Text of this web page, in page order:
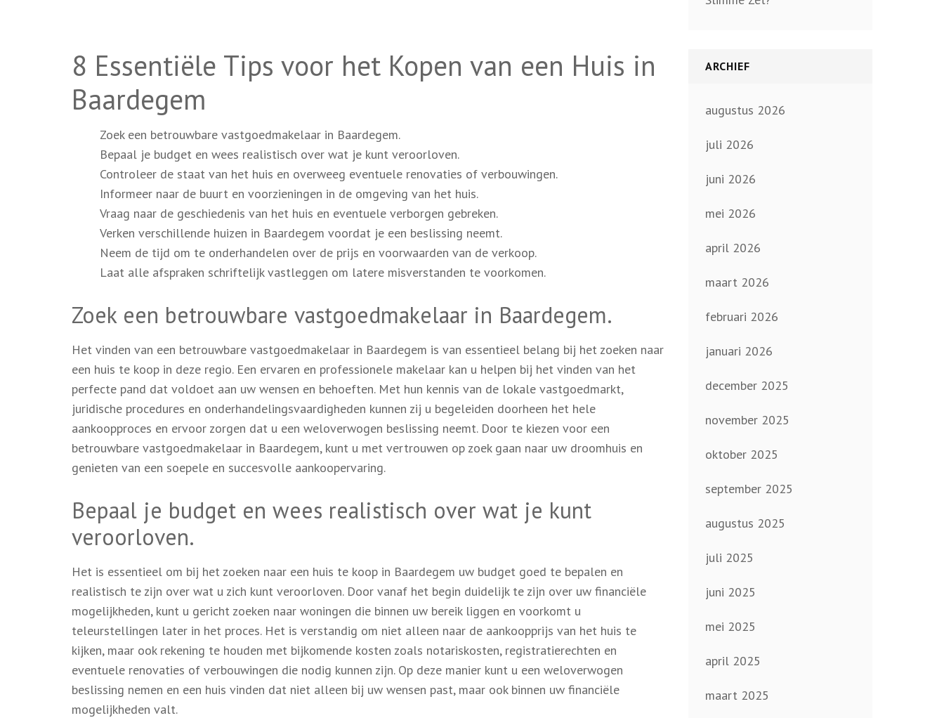
8 Essentiële Tips voor het Kopen van een Huis in
Baardegem
Zoek een betrouwbare vastgoedmakelaar in Baardegem.
Bepaal je budget en wees realistisch over wat je kunt veroorloven.
Controleer de staat van het huis en overweeg eventuele renovaties of verbouwingen.
Informeer naar de buurt en voorzieningen in de omgeving van het huis.
Vraag naar de geschiedenis van het huis en eventuele verborgen gebreken.
Verken verschillende huizen in Baardegem voordat je een beslissing neemt.
Neem de tijd om te onderhandelen over de prijs en voorwaarden van de verkoop.
Laat alle afspraken schriftelijk vastleggen om latere misverstanden te voorkomen.
Zoek een betrouwbare vastgoedmakelaar in Baardegem.
Het vinden van een betrouwbare vastgoedmakelaar in Baardegem is van essentieel belang bij het zoeken naar
een huis te koop in deze regio. Een ervaren en professionele makelaar kan u helpen bij het vinden van het
perfecte pand dat voldoet aan uw wensen en behoeften. Met hun kennis van de lokale vastgoedmarkt,
juridische procedures en onderhandelingsvaardigheden kunnen zij u begeleiden doorheen het hele
aankoopproces en ervoor zorgen dat u een weloverwogen beslissing neemt. Door te kiezen voor een
betrouwbare vastgoedmakelaar in Baardegem, kunt u met vertrouwen op zoek gaan naar uw droomhuis en
genieten van een soepele en succesvolle aankoopervaring.
Bepaal je budget en wees realistisch over wat je kunt
veroorloven.
Het is essentieel om bij het zoeken naar een huis te koop in Baardegem uw budget goed te bepalen en
realistisch te zijn over wat u zich kunt veroorloven. Door vanaf het begin duidelijk te zijn over uw financiële
mogelijkheden, kunt u gericht zoeken naar woningen die binnen uw bereik liggen en voorkomt u
teleurstellingen later in het proces. Het is verstandig om niet alleen naar de aankoopprijs van het huis te
kijken, maar ook rekening te houden met bijkomende kosten zoals notariskosten, registratierechten en
eventuele renovaties of verbouwingen die nodig kunnen zijn. Op deze manier kunt u een weloverwogen
beslissing nemen en een huis vinden dat niet alleen bij uw wensen past, maar ook binnen uw financiële
mogelijkheden valt.
ARCHIEF
augustus 2026
juli 2026
juni 2026
mei 2026
april 2026
maart 2026
februari 2026
januari 2026
december 2025
november 2025
oktober 2025
september 2025
augustus 2025
juli 2025
juni 2025
mei 2025
april 2025
maart 2025